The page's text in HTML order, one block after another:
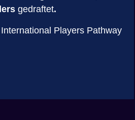
gedraftet.
Players Pathway